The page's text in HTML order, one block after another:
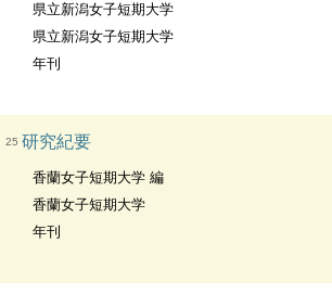
県立新潟女子短期大学
県立新潟女子短期大学
年刊
25 研究紀要
香蘭女子短期大学 編
香蘭女子短期大学
年刊